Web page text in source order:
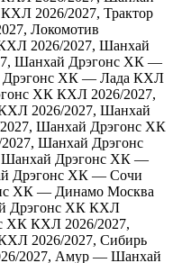
КХЛ 2026/2027, Трактор
Локомотив
2026/2027, Шанхай
Шанхай Дрэгонс ХК —
ХК — Лада КХЛ
ХК КХЛ 2026/2027,
2026/2027, Шанхай
Шанхай Дрэгонс ХК
Шанхай Дрэгонс
Шанхай Дрэгонс ХК —
Дрэгонс ХК — Сочи
ХК — Динамо Москва
Дрэгонс ХК КХЛ
ХК КХЛ 2026/2027,
2026/2027, Сибирь
2027, Амур — Шанхай